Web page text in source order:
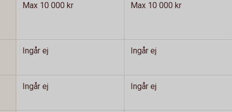
Max 10 000 kr Max 10 000 kr
Ingår ej Ingår ej
Ingår ej Ingår ej